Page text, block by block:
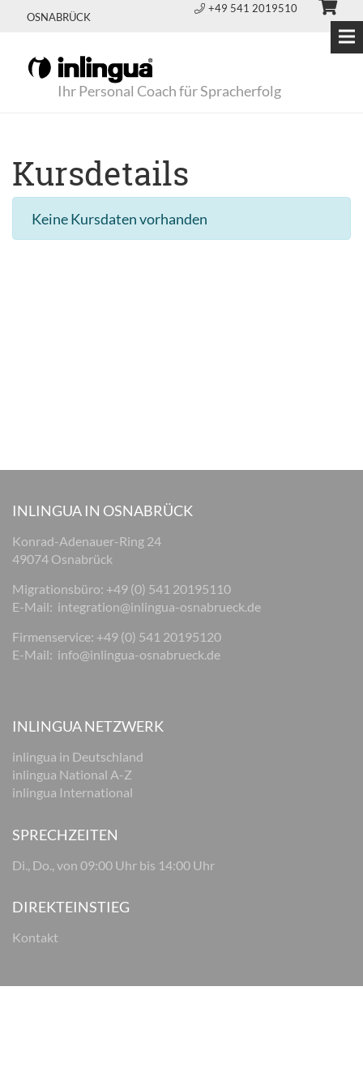
OSNABRÜCK
+49 541 2019510
Ihr Personal Coach für Spracherfolg
Kursdetails
Keine Kursdaten vorhanden
INLINGUA IN OSNABRÜCK
Konrad-Adenauer-Ring 24
49074 Osnabrück
Migrationsbüro: +49 (0) 541 20195110
E-Mail: integration@inlingua-osnabrueck.de
Firmenservice: +49 (0) 541 20195120
E-Mail: info@inlingua-osnabrueck.de
INLINGUA NETZWERK
inlingua in Deutschland
inlingua National A-Z
inlingua International
SPRECHZEITEN
Di., Do., von 09:00 Uhr bis 14:00 Uhr
DIREKTEINSTIEG
Kontakt